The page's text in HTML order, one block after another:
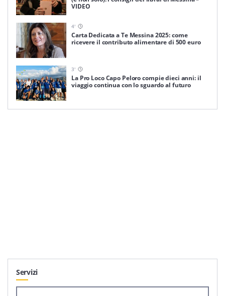
VIDEO
4'
Carta Dedicata a Te Messina 2025: come
ricevere il contributo alimentare di 500 euro
3'
La Pro Loco Capo Peloro compie dieci anni: il
viaggio continua con lo sguardo al futuro
Servizi